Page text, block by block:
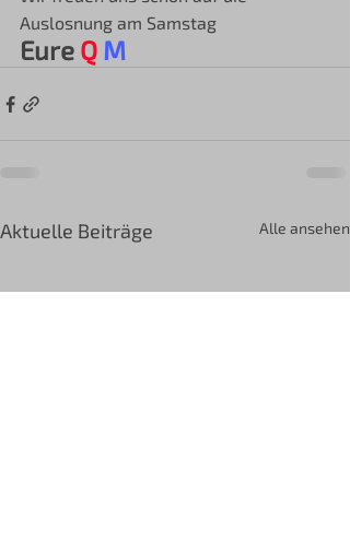
Auslosnung am Samstag
Eure Q M
Aktuelle Beiträge Alle ansehen